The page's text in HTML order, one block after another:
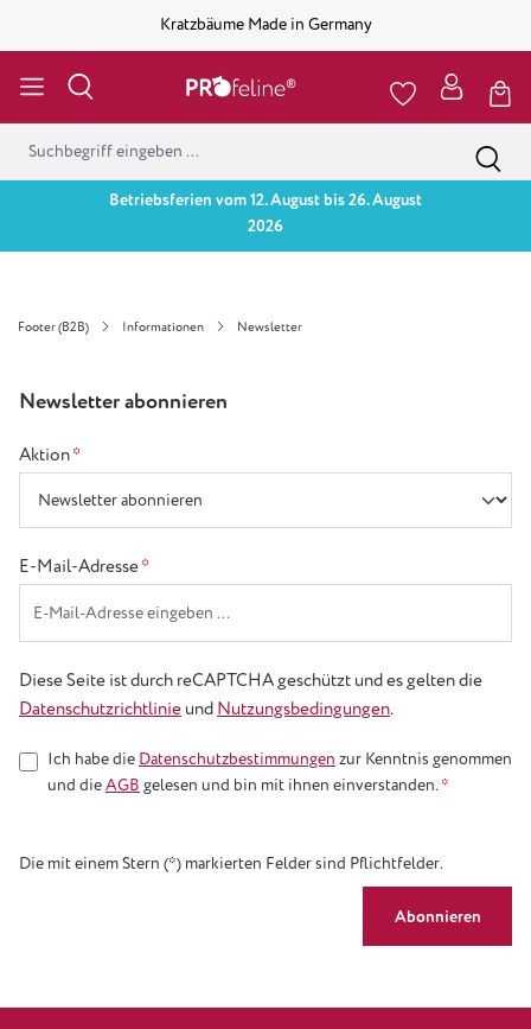
Kratzbäume Made in Germany
Betriebsferien vom 12. August bis 26. August
2026
Footer (B2B) Informationen Newsletter
Newsletter abonnieren
Aktion*
E-Mail-Adresse*
Diese Seite ist durch reCAPTCHA geschützt und es gelten die
Datenschutzrichtlinie und Nutzungsbedingungen.
Ich habe die Datenschutzbestimmungen zur Kenntnis genommen
und dieAGB gelesen und bin mit ihnen einverstanden. *
Die mit einem Stern (*) markierten Felder sind Pflichtfelder.
Abonnieren